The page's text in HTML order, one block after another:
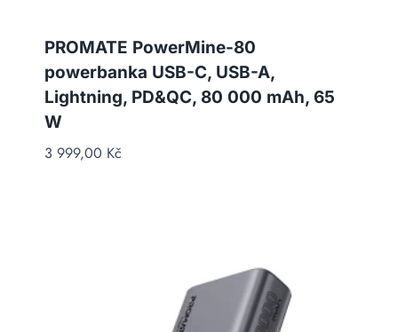
PROMATE PowerMine-80
powerbanka USB-C, USB-A,
Lightning, PD&QC, 80 000 mAh, 65
W
3 999,00 Kč